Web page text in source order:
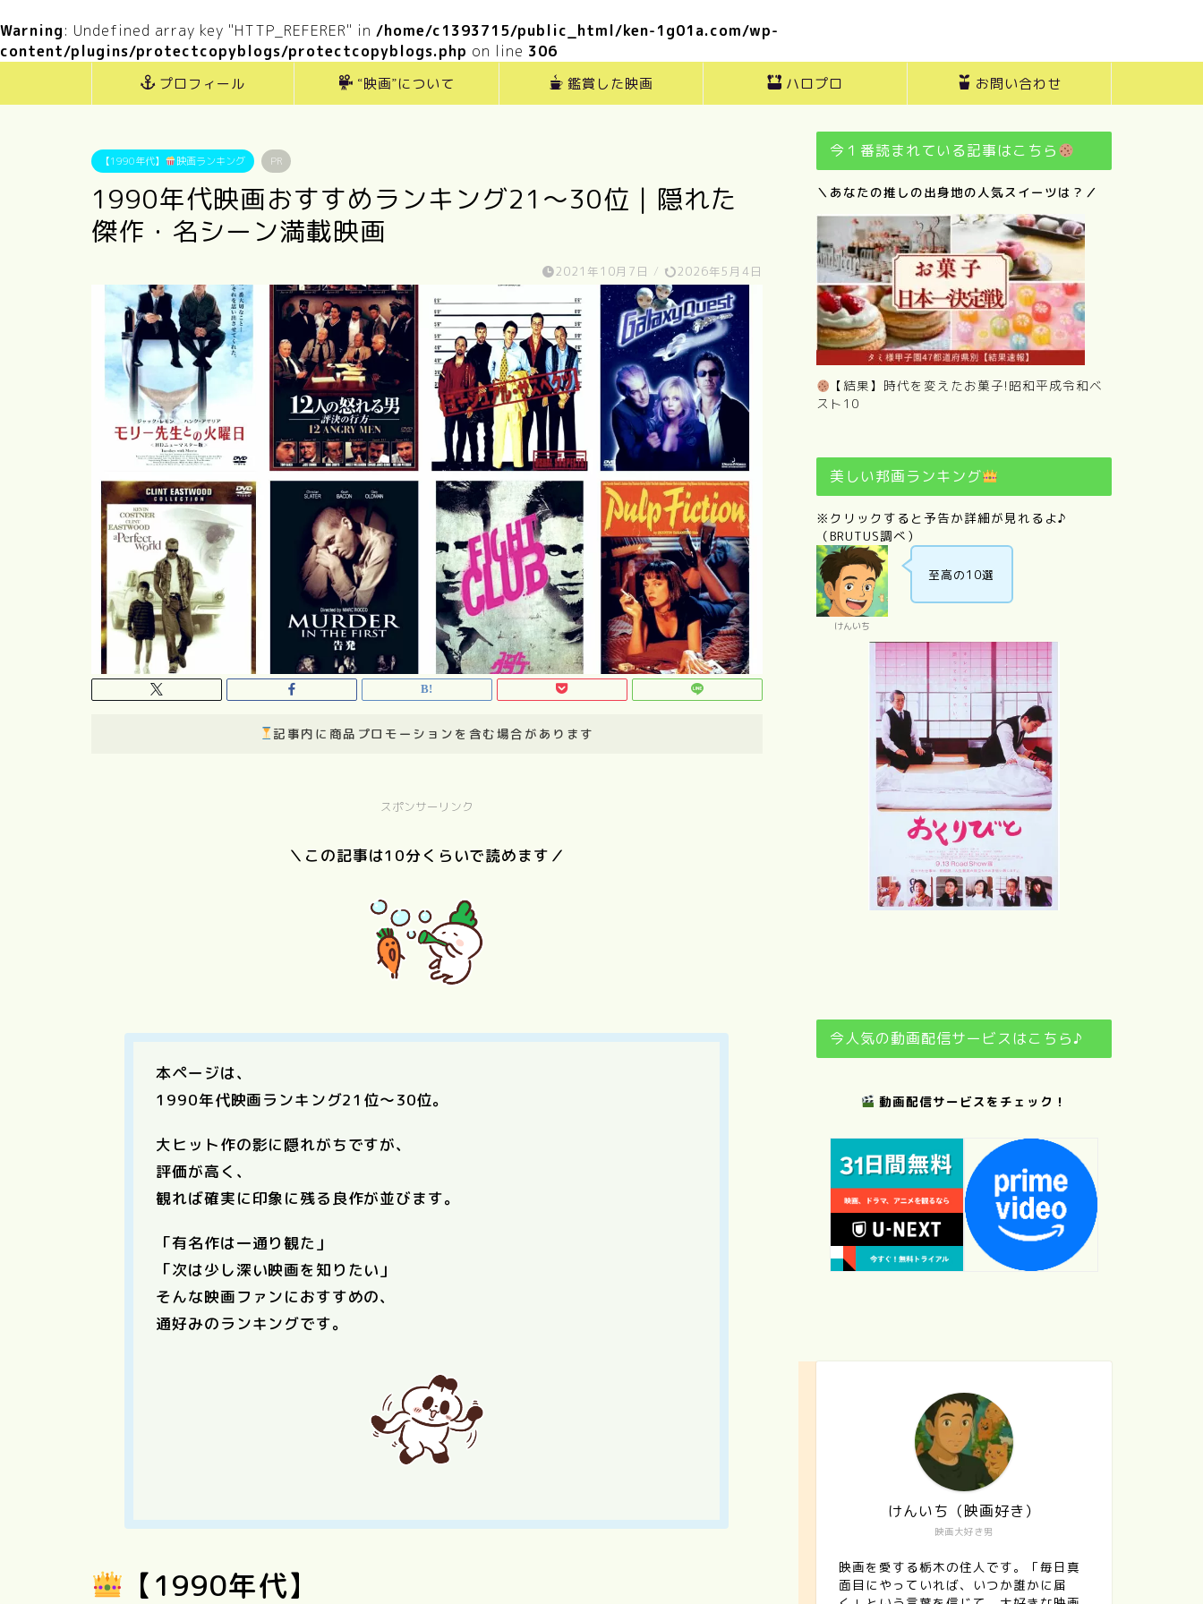
Warning: Undefined array key "HTTP_REFERER" in /home/c1393715/public_html/ken-1g01a.com/wp-
content/plugins/protectcopyblogs/protectcopyblogs.php on line 306
プロフィール “映画”について 鑑賞した映画 ハロプロ お問い合わせ
【1990年代】 映画ランキング PR
1990年代映画おすすめランキング21～30位｜隠れた
傑作・名シーン満載映画
2021年10月7日 / 2026年5月4日
記事内に商品プロモーションを含む場合があります
スポンサーリンク
＼この記事は10分くらいで読めます／
本ページは、
1990年代映画ランキング21位〜30位。
大ヒット作の影に隠れがちですが、
評価が高く、
観れば確実に印象に残る良作が並びます。
「有名作は一通り観た」
「次は少し深い映画を知りたい」
そんな映画ファンにおすすめの、
通好みのランキングです。
【1990年代】
今１番読まれている記事はこちら
＼あなたの推しの出身地の人気スイーツは？／
【結果】時代を変えたお菓子!昭和平成令和ベ
スト10
美しい邦画ランキング
※クリックすると予告か詳細が見れるよ♪
（BRUTUS調べ）
けんいち
至高の10選
東京物語 Love Letter
今人気の動画配信サービスはこちら♪
動画配信サービスをチェック！
映画大好き男
けんいち（映画好き）
映画を愛する栃木の住人です。「毎日真
面目にやっていれば、いつか誰かに届